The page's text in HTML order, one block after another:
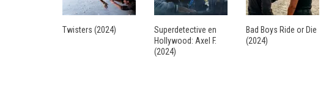
Twisters (2024)
Superdetective en
Hollywood: Axel F.
(2024)
Bad Boys Ride or Die
(2024)